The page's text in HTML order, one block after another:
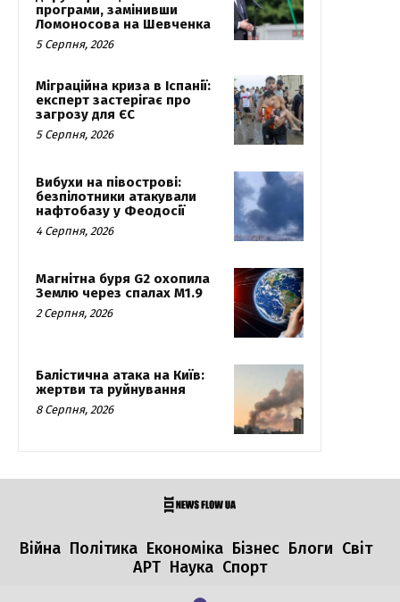
програми, замінивши
Ломоносова на Шевченка
5 Серпня, 2026
Міграційна криза в Іспанії:
експерт застерігає про
загрозу для ЄС
5 Серпня, 2026
Вибухи на півострові:
безпілотники атакували
нафтобазу у Феодосії
4 Серпня, 2026
Магнітна буря G2 охопила
Землю через спалах M1.9
2 Серпня, 2026
Балістична атака на Київ:
жертви та руйнування
8 Серпня, 2026
Війна Політика Економіка Бізнес Блоги Світ
АРТ Наука Спорт